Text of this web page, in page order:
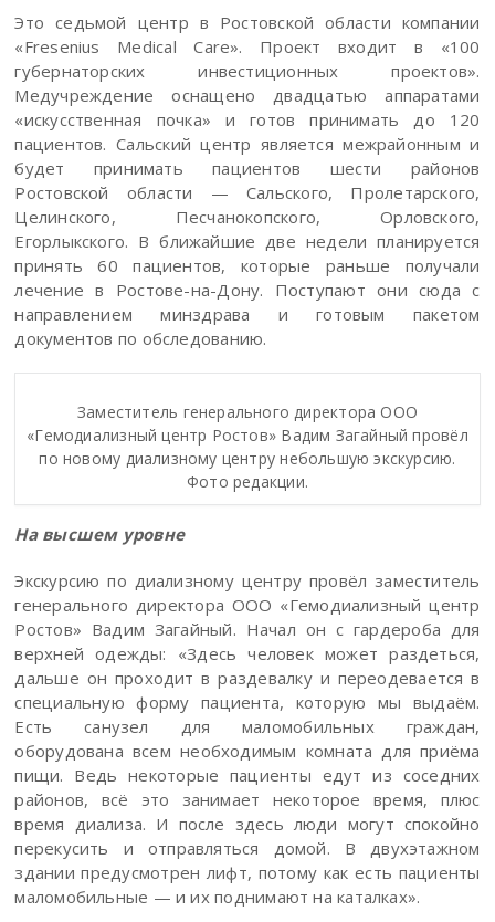
Это седьмой центр в Ростовской области компании
«Fresenius Medical Care». Проект входит в «100
губернаторских инвестиционных проектов».
Медучреждение оснащено двадцатью аппаратами
«искусственная почка» и готов принимать до 120
пациентов. Сальский центр является межрайонным и
будет принимать пациентов шести районов
Ростовской области — Сальского, Пролетарского,
Целинского, Песчанокопского, Орловского,
Егорлыкского. В ближайшие две недели планируется
принять 60 пациентов, которые раньше получали
лечение в Ростове-на-Дону. Поступают они сюда с
направлением минздрава и готовым пакетом
документов по обследованию.
Заместитель генерального директора ООО
«Гемодиализный центр Ростов» Вадим Загайный провёл
по новому диализному центру небольшую экскурсию.
Фото редакции.
На высшем уровне
Экскурсию по диализному центру провёл заместитель
генерального директора ООО «Гемодиализный центр
Ростов» Вадим Загайный. Начал он с гардероба для
верхней одежды: «Здесь человек может раздеться,
дальше он проходит в раздевалку и переодевается в
специальную форму пациента, которую мы выдаём.
Есть санузел для маломобильных граждан,
оборудована всем необходимым комната для приёма
пищи. Ведь некоторые пациенты едут из соседних
районов, всё это занимает некоторое время, плюс
время диализа. И после здесь люди могут спокойно
перекусить и отправляться домой. В двухэтажном
здании предусмотрен лифт, потому как есть пациенты
маломобильные — и их поднимают на каталках».